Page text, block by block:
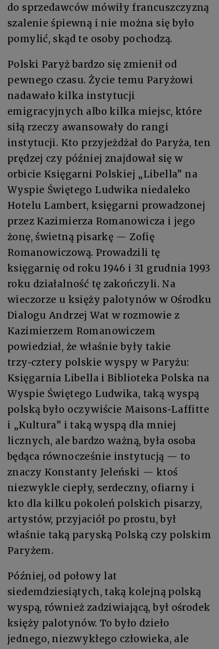
do sprzedawców mówiły francuszczyzną
szalenie śpiewną i nie można się było
pomylić, skąd te osoby pochodzą.
Polski Paryż bardzo się zmienił od
pewnego czasu. Życie temu Paryżowi
nadawało kilka instytucji
emigracyjnych albo kilka miejsc, które
siłą rzeczy awansowały do rangi
instytucji. Kto przyjeżdżał do Paryża, ten
prędzej czy później znajdował się w
orbicie Księgarni Polskiej „Libella” na
Wyspie Świętego Ludwika niedaleko
Hotelu Lambert, księgarni prowadzonej
przez Kazimierza Romanowicza i jego
żonę, świetną pisarkę — Zofię
Romanowiczową. Prowadzili tę
księgarnię od roku 1946 i 31 grudnia 1993
roku działalność tę zakończyli. Na
wieczorze u księży palotynów w Ośrodku
Dialogu Andrzej Wat w rozmowie z
Kazimierzem Romanowiczem
powiedział, że właśnie były takie
trzy‑cztery polskie wyspy w Paryżu:
Księgarnia Libella i Biblioteka Polska na
Wyspie Świętego Ludwika, taką wyspą
polską było oczywiście Maisons‑Laffitte
i „Kultura” i taką wyspą dla mniej
licznych, ale bardzo ważną, była osoba
będąca równocześnie instytucją — to
znaczy Konstanty Jeleński — ktoś
niezwykle ciepły, serdeczny, ofiarny i
kto dla kilku pokoleń polskich pisarzy,
artystów, przyjaciół po prostu, był
właśnie taką paryską Polską czy polskim
Paryżem.
Później, od połowy lat
siedemdziesiątych, taką kolejną polską
wyspą, również zadziwiającą, był ośrodek
księży palotynów. To było dzieło
jednego, niezwykłego człowieka, ale